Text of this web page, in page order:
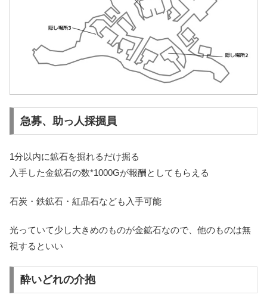
急募、助っ人採掘員
1分以内に鉱石を掘れるだけ掘る
入手した金鉱石の数*1000Gが報酬としてもらえる
石炭・鉄鉱石・紅晶石なども入手可能
光っていて少し大きめのものが金鉱石なので、他のものは無
視するといい
酔いどれの介抱